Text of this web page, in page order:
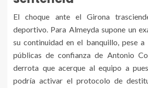
El choque ante el Girona
deportivo. Para Almeyda supone un
su continuidad en el banquillo, pese a
públicas de confianza de Antonio
derrota que acerque al equipo a
podría activar el protocolo de